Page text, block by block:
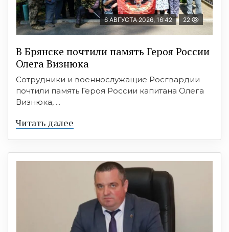
6 АВГУСТА 2026, 16:42 22
В Брянске почтили память Героя России
Олега Визнюка
Сотрудники и военнослужащие Росгвардии
почтили память Героя России капитана Олега
Визнюка, ...
Читать далее